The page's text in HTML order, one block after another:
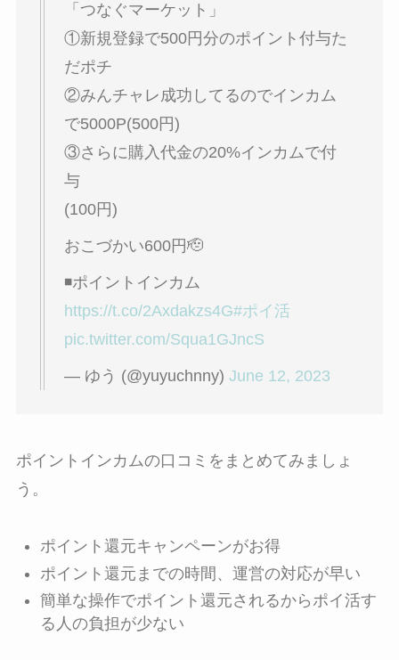
「つなぐマーケット」
①新規登録で500円分のポイント付与た
だポチ
②みんチャレ成功してるのでインカム
で5000P(500円)
③さらに購入代金の20%インカムで付
与
(100円)
おこづかい600円🫡
◾️ポイントインカム
https://t.co/2Axdakzs4G#ポイ活
pic.twitter.com/Squa1GJncS
— ゆう (@yuyuchnny) June 12, 2023
ポイントインカムの口コミをまとめてみましょ
う。
ポイント還元キャンペーンがお得
ポイント還元までの時間、運営の対応が早い
簡単な操作でポイント還元されるからポイ活す
る人の負担が少ない